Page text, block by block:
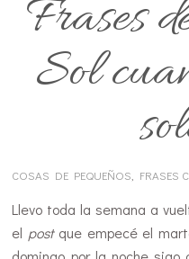
Frases
Sol
COSAS DE PEQUEÑOS FRASES
Llevo toda la semana a
el postque empecé el